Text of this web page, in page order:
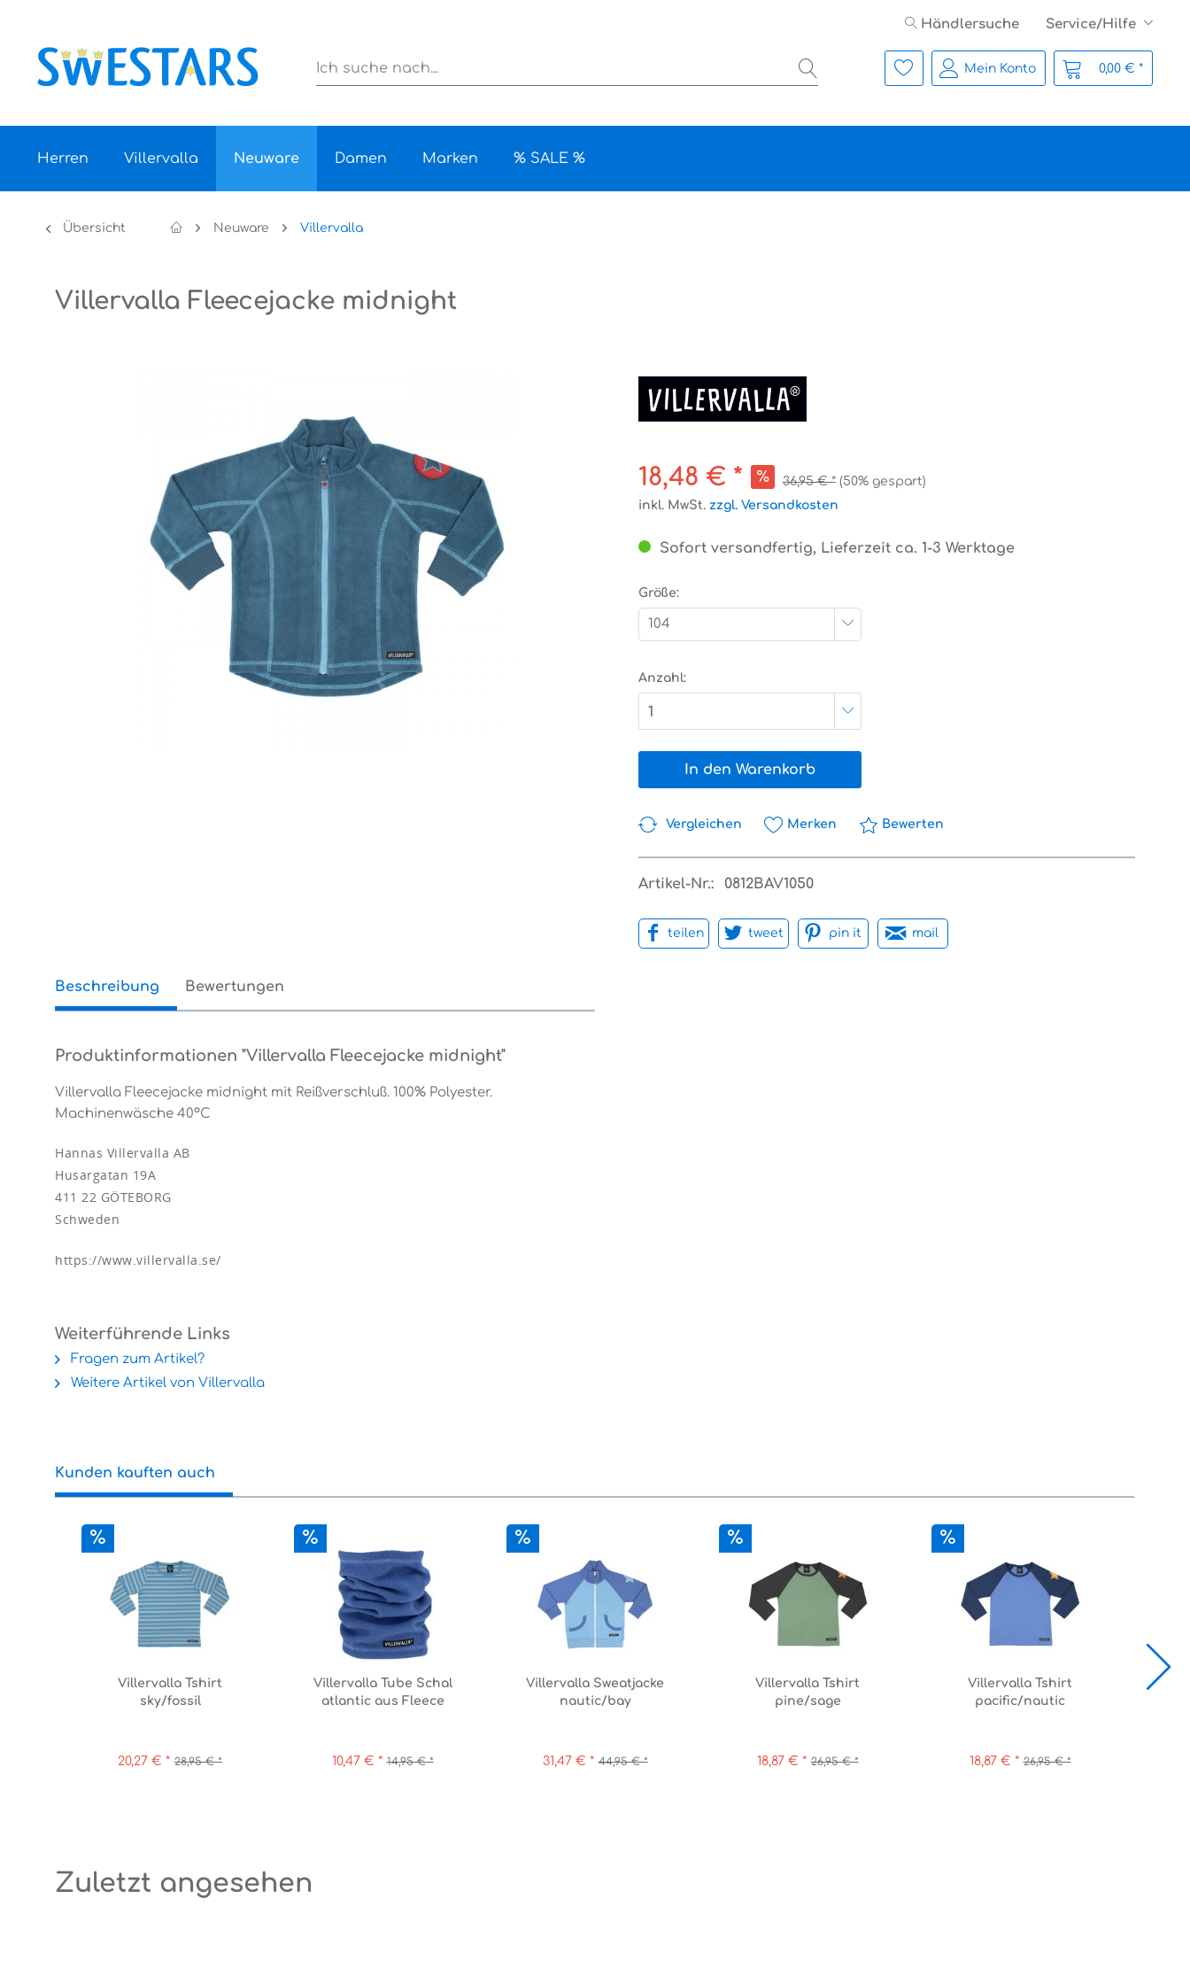
Händlersuche Service/Hilfe
Mein Konto 0,00 € *
Herren Villervalla Neuware Damen Marken % SALE %
Übersicht Neuware Villervalla
Villervalla Fleecejacke midnight
18,48 € * 36,95 € * (50% gespart)
inkl. MwSt. zzgl. Versandkosten
Sofort versandfertig, Lieferzeit ca. 1-3 Werktage
Größe:
104
Anzahl:
1
In den Warenkorb
Vergleichen Merken Bewerten
Artikel-Nr.: 0812BAV1050
teilen tweet pin it mail
Beschreibung Bewertungen
Produktinformationen "Villervalla Fleecejacke midnight"
Villervalla Fleecejacke midnight mit Reißverschluß. 100% Polyester.
Machinenwäsche 40°C
Hannas Villervalla AB
Husargatan 19A
411 22 GÖTEBORG
Schweden
https://www.villervalla.se/
Weiterführende Links
Fragen zum Artikel?
Weitere Artikel von Villervalla
Kunden kauften auch
Villervalla Tshirt
sky/fossil
20,27 € * 28,95 € *
Villervalla Tube Schal
atlantic aus Fleece
10,47 € * 14,95 € *
Villervalla Sweatjacke
nautic/bay
31,47 € * 44,95 € *
Villervalla Tshirt
pine/sage
18,87 € * 26,95 € *
Villervalla Tshirt
pacific/nautic
18,87 € * 26,95 € *
Zuletzt angesehen